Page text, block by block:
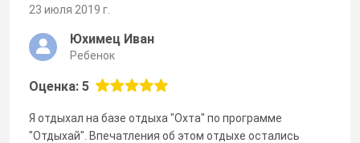
23 июля 2019 г.
Юхимец Иван
Ребенок
Оценка: 5
Я отдыхал на базе отдыха "Охта" по программе
"Отдыхай". Впечатления об этом отдыхе остались